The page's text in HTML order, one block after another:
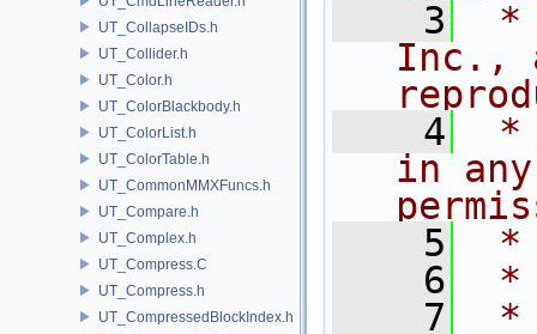
UT_CollapseIDs.h
UT_Collider.h
UT_Color.h
UT_ColorBlackbody.h
UT_ColorList.h
UT_ColorTable.h
UT_CommonMMXFuncs.h
UT_Compare.h
UT_Complex.h
UT_Compress.C
UT_Compress.h
UT_CompressedBlockIndex.h
    3
*
Inc.,
    4
*
in
    5
*
    6
*
    7
*